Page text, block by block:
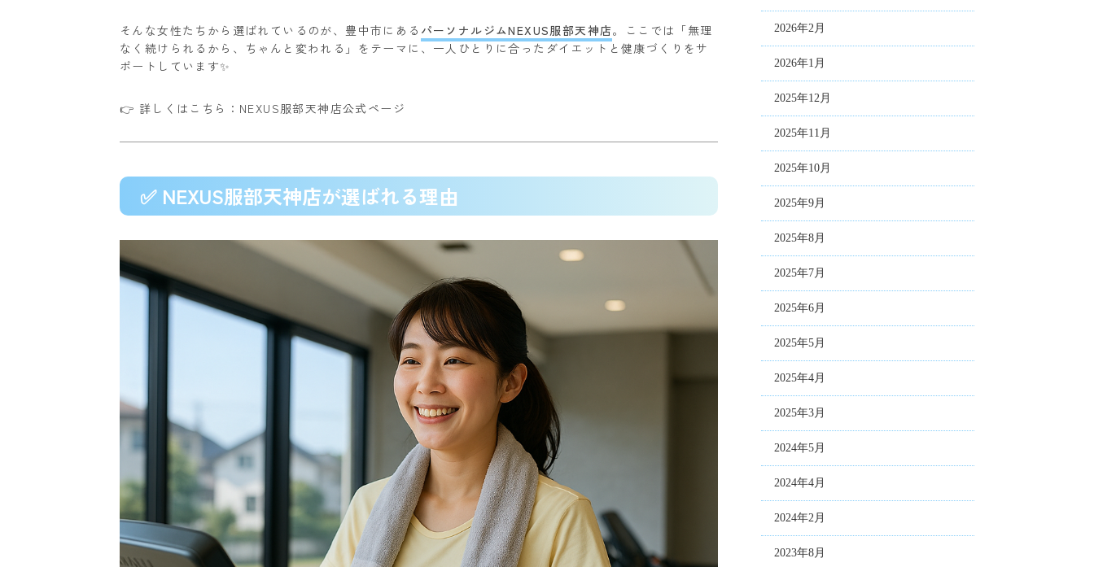
そんな女性たちから選ばれているのが、豊中市にある パーソナルジムNEXUS服部天神店。
ここでは「無理
なく続けられるから、ちゃんと変われる」をテーマに、一人ひとりに合ったダイエットと健康づくりをサ
ポートしています✨
👉 詳しくはこちら： NEXUS服部天神店公式ページ
✅ NEXUS服部天神店が選ばれる理由
2026年2月
2026年1月
2025年12月
2025年11月
2025年10月
2025年9月
2025年8月
2025年7月
2025年6月
2025年5月
2025年4月
2025年3月
2024年5月
2024年4月
2024年2月
2023年8月